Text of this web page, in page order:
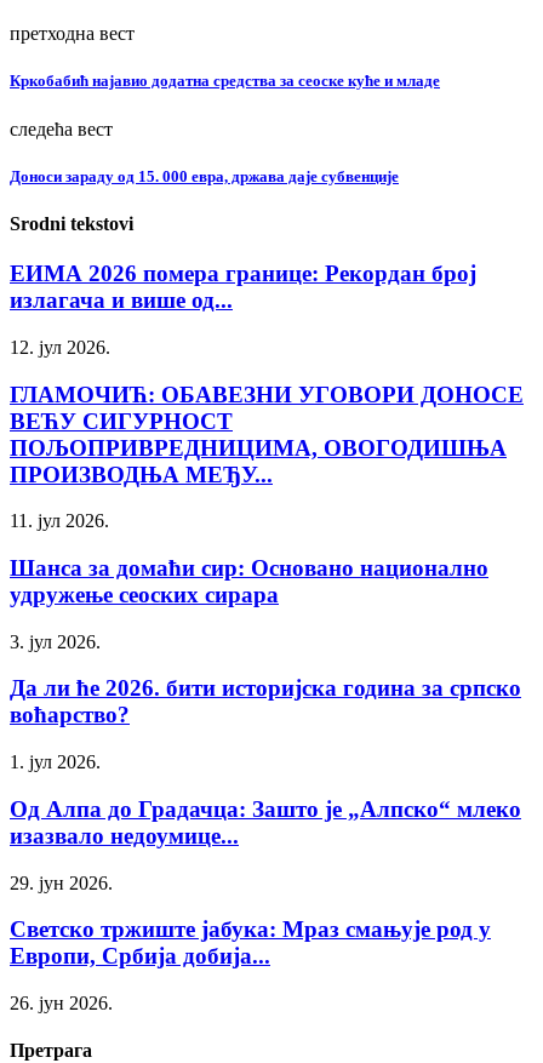
претходна вест
Кркобабић најавио додатна средства за сеоске куће и младе
следећа вест
Доноси зараду од 15. 000 евра, држава даје субвенције
Srodni tekstovi
ЕИМА 2026 помера границе: Рекордан број
излагача и више од...
12. јул 2026.
ГЛАМОЧИЋ: ОБАВЕЗНИ УГОВОРИ ДОНОСЕ
ВЕЋУ СИГУРНОСТ
ПОЉОПРИВРЕДНИЦИМА, ОВОГОДИШЊА
ПРОИЗВОДЊА МЕЂУ...
11. јул 2026.
Шанса за домаћи сир: Основано национално
удружење сеоских сирара
3. јул 2026.
Да ли ће 2026. бити историјска година за српско
воћарство?
1. јул 2026.
Од Алпа до Градачца: Зашто је „Алпско“ млеко
изазвало недоумице...
29. јун 2026.
Светско тржиште јабука: Мраз смањује род у
Европи, Србија добија...
26. јун 2026.
Претрага